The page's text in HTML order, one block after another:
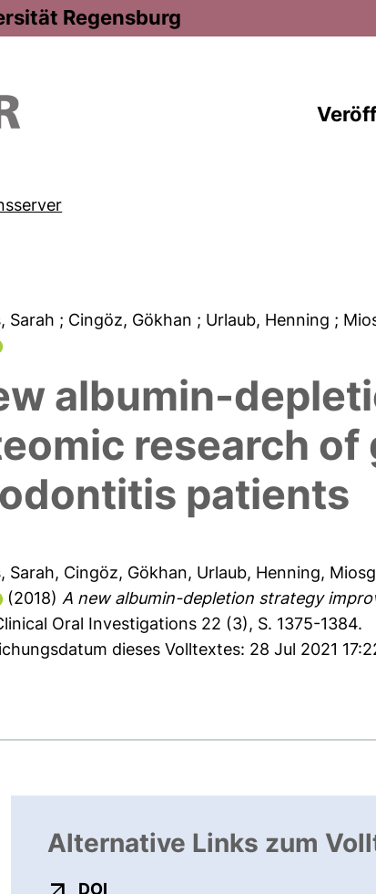
Regensburg
Sarah ; Cingöz, Gökhan ; Urlaub, Henning ;
albumin-
research
patients
Sarah, Cingöz, Gökhan, Urlaub, Henning,
(2018)A new albumin-depletion strategy
Oral Investigations 22 (3), S. 1375-1384.
dieses Volltextes: 28 Jul 2021
Alternative Links zum
DOI